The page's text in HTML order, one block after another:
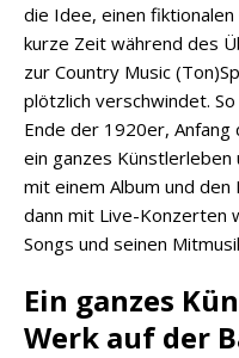
die Idee, einen
kurze Zeit während des
zur Country Music
plötzlich verschwindet.
Ende der 1920er,
ein ganzes Künstlerleben
mit einem Album und
dann mit Live-Konzerten
Songs und seinen
Ein ganzes
Werk auf der